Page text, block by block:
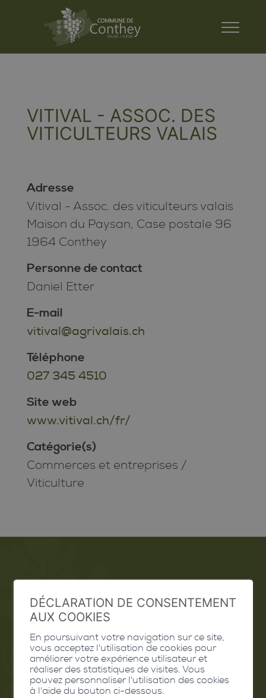
VITIVAL - ASSOC. DES
VITICULTEURS VALAIS
Adresse
Vitival - Assoc. des viticulteurs valais
Maison du Paysan, Case postale 96
1964 Conthey
Personne de contact
Daniel Etter
E-mail
vitival@agrivalais.ch
Téléphone
027 345 4510
Site web
www.vitival.ch/fr/
Catégorie(s)
Commerces et entreprises /
Viticulture
Emploi
Contact
Extranet
Valais Excellence
DÉCLARATION DE CONSENTEMENT
AUX COOKIES
En poursuivant votre navigation sur ce site,
vous acceptez l'utilisation de cookies pour
améliorer votre expérience utilisateur et
réaliser des statistiques de visites. Vous
pouvez personnaliser l'utilisation des cookies
à l'aide du bouton ci-dessous.